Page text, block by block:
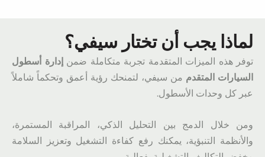
لماذا يجب أن تختار سيفي؟
توفر هذه الميزات المتقدمة تجربة متكاملة ضمنإدارة أسطول
السيارات المتقدم من سيفي، لتمنحك رؤية أعمق وتحكماً شاملاً
عبر كل وحدات الأسطول.
ومن خلال الدمج بين التحليل الذكي، المراقبة المستمرة،
والأنظمة التنبؤية، يمكنك رفع كفاءة التشغيل وتعزيز السلامة